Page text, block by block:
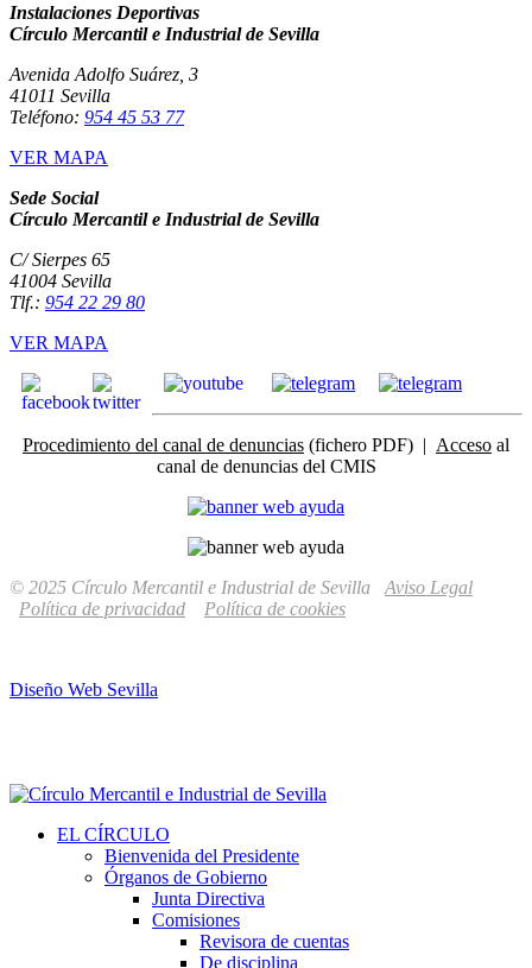
Instalaciones Deportivas
Círculo Mercantil e Industrial de Sevilla
Avenida Adolfo Suárez, 3
41011 Sevilla
Teléfono: 954 45 53 77
VER MAPA
Sede Social
Círculo Mercantil e Industrial de Sevilla
C/ Sierpes 65
41004 Sevilla
Tlf.: 954 22 29 80
VER MAPA
Procedimiento del canal de denuncias (fichero PDF) | Acceso al
canal de denuncias del CMIS
© 2025 Círculo Mercantil e Industrial de Sevilla Aviso Legal
Política de privacidad
Política de cookies
Diseño Web Sevilla
EL CÍRCULO
Bienvenida del Presidente
Órganos de Gobierno
Junta Directiva
Comisiones
Revisora de cuentas
De disciplina